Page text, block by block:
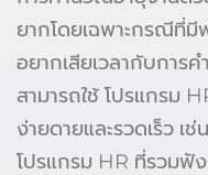
ยากโดยเฉพาะกรณีที่มี
อยากเสียเวลากับการ
สามารถใช้ โปรแกรม
ง่ายดายและรวดเร็ว เ
โปรแกรม HR ที่รวมฟั